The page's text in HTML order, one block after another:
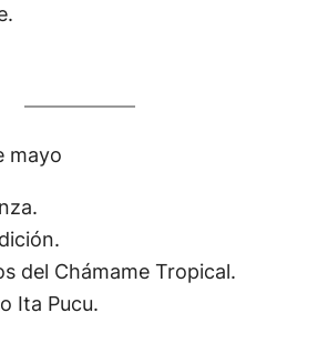
mayo
del Chámame Tropical.
Ita Pucu.